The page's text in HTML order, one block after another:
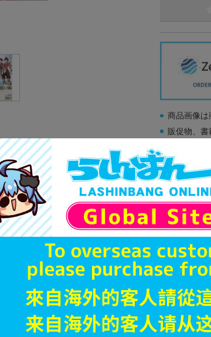
商品画像は
販促物、書
商品名や
「電池」は
ゲーム機本
ディスク
す。
※詳細につ